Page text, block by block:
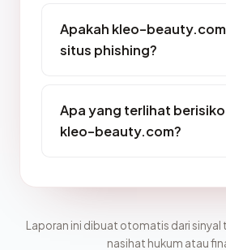
Apakah kleo-
situs phishing?
Apa yang terlihat
kleo-beauty.com?
Laporan ini dibuat otomatis dari sinyal
nasihat hukum atau